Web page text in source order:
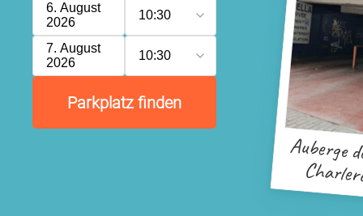
6. August
2026
10:30
7. August
2026
10:30
Parkplatz finden
Auberge